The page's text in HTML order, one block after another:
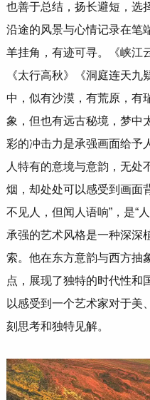
也善于总结，扬长避短，选
沿途的风景与心情记录在笔
羊挂角，有迹可寻。《峡江
《太行高秋》《洞庭连天
中，似有沙漠，有荒原，有
象，但也有远古秘境，梦中
彩的冲击力是承强画面给予
人特有的意境与意韵，无处
烟，却处处可以感受到画面
不见人，但闻人语响”，是“
承强的艺术风格是一种深深
索。他在东方意韵与西方抽
点，展现了独特的时代性和
以感受到一个艺术家对于美
刻思考和独特见解。